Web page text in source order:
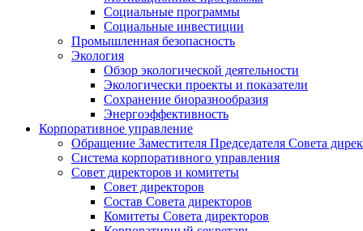
Социальные программы
Социальные инвестиции
Промышленная безопасность
Экология
Обзор экологической деятельности
Экологически проекты и показатели
Сохранение биоразнообразия
Энергоэффективность
Корпоративное управление
Обращение Заместителя Председателя Совета
Система корпоративного управления
Совет директоров и комитеты
Совет директоров
Состав Совета директоров
Комитеты Совета директоров